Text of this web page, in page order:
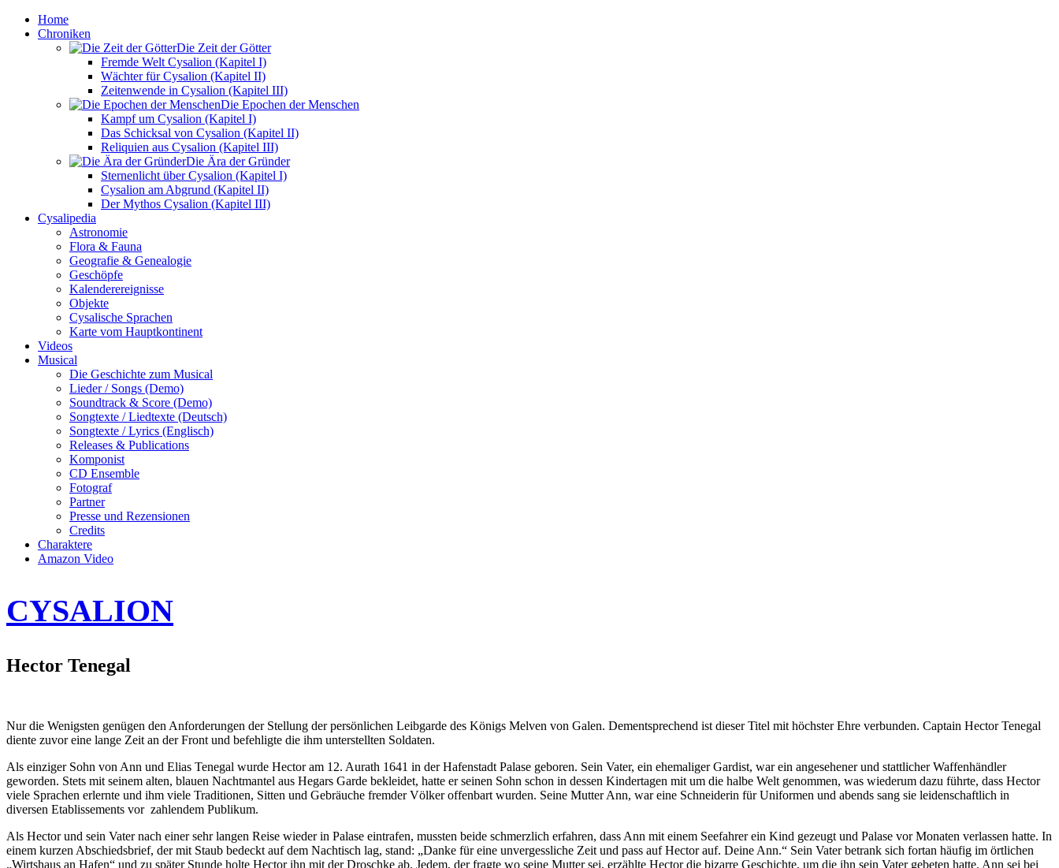
Home
Chroniken
Die Zeit der Götter
Fremde Welt Cysalion (Kapitel I)
Wächter für Cysalion (Kapitel II)
Zeitenwende in Cysalion (Kapitel III)
Die Epochen der Menschen
Kampf um Cysalion (Kapitel I)
Das Schicksal von Cysalion (Kapitel II)
Reliquien aus Cysalion (Kapitel III)
Die Ära der Gründer
Sternenlicht über Cysalion (Kapitel I)
Cysalion am Abgrund (Kapitel II)
Der Mythos Cysalion (Kapitel III)
Cysalipedia
Astronomie
Flora & Fauna
Geografie & Genealogie
Geschöpfe
Kalenderereignisse
Objekte
Cysalische Sprachen
Karte vom Hauptkontinent
Videos
Musical
Die Geschichte zum Musical
Lieder / Songs (Demo)
Soundtrack & Score (Demo)
Songtexte / Liedtexte (Deutsch)
Songtexte / Lyrics (Englisch)
Releases & Publications
Komponist
CD Ensemble
Fotograf
Partner
Presse und Rezensionen
Credits
Charaktere
Amazon Video
CYSALION
Hector Tenegal
Nur die Wenigsten genügen den Anforderungen der Stellung der persönlichen Leibgarde des Königs Melven von Galen. Dementsprechend ist dieser Titel mit höchster Ehre verbunden. Captain Hector Tenegal
diente zuvor eine lange Zeit an der Front und befehligte die ihm unterstellten Soldaten.
Als einziger Sohn von Ann und Elias Tenegal wurde Hector am 12. Aurath 1641 in der Hafenstadt Palase geboren. Sein Vater, ein ehemaliger Gardist, war ein angesehener und stattlicher Waffenhändler
geworden. Stets mit seinem alten, blauen Nachtmantel aus Hegars Garde bekleidet, hatte er seinen Sohn schon in dessen Kindertagen mit um die halbe Welt genommen, was wiederum dazu führte, dass Hector
viele Sprachen erlernte und ihm viele Traditionen, Sitten und Gebräuche fremder Völker offenbart wurden. Seine Mutter Ann, war eine Schneiderin für Uniformen und abends sang sie leidenschaftlich in
diversen Etablissements vor zahlendem Publikum.
Als Hector und sein Vater nach einer sehr langen Reise wieder in Palase eintrafen, mussten beide schmerzlich erfahren, dass Ann mit einem Seefahrer ein Kind gezeugt und Palase vor Monaten verlassen hatte. In
einem kurzen Abschiedsbrief, der mit Staub bedeckt auf dem Nachtisch lag, stand: „Danke für eine unvergessliche Zeit und pass auf Hector auf. Deine Ann.“ Sein Vater betrank sich fortan häufig im örtlichen
„Wirtshaus an Hafen“ und zu später Stunde holte Hector ihn mit der Droschke ab. Jedem, der fragte wo seine Mutter sei, erzählte Hector die bizarre Geschichte, um die ihn sein Vater gebeten hatte. Ann sei bei